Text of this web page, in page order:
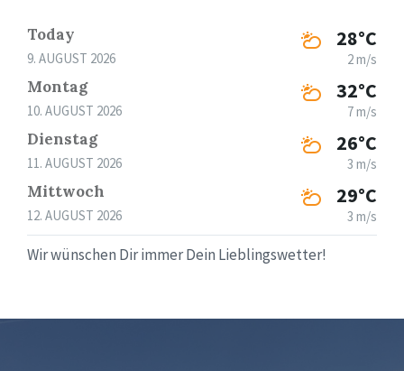
Today
9. AUGUST 2026
28°C
2 m/s
Montag
10. AUGUST 2026
32°C
7 m/s
Dienstag
11. AUGUST 2026
26°C
3 m/s
Mittwoch
12. AUGUST 2026
29°C
3 m/s
Wir wünschen Dir immer Dein Lieblingswetter!